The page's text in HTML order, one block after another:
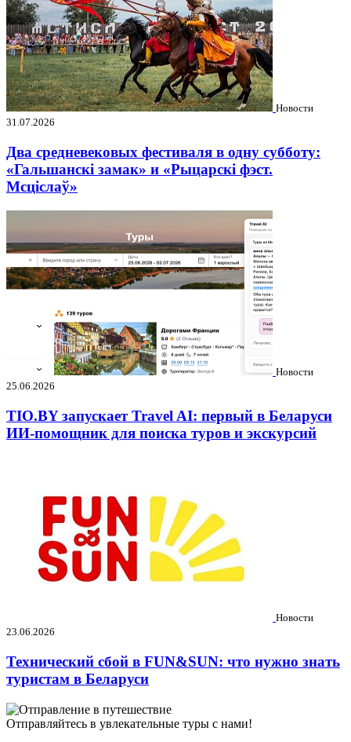
Новости
31.07.2026
Два средневековых фестиваля в одну субботу:
«Гальшанскі замак» и «Рыцарскі фэст.
Мсціслаў»
Новости
25.06.2026
TIO.BY запускает Travel AI: первый в Беларуси
ИИ-помощник для поиска туров и экскурсий
Новости
23.06.2026
Технический сбой в FUN&SUN: что нужно знать
туристам в Беларуси
Отправляйтесь в увлекательные туры с нами!